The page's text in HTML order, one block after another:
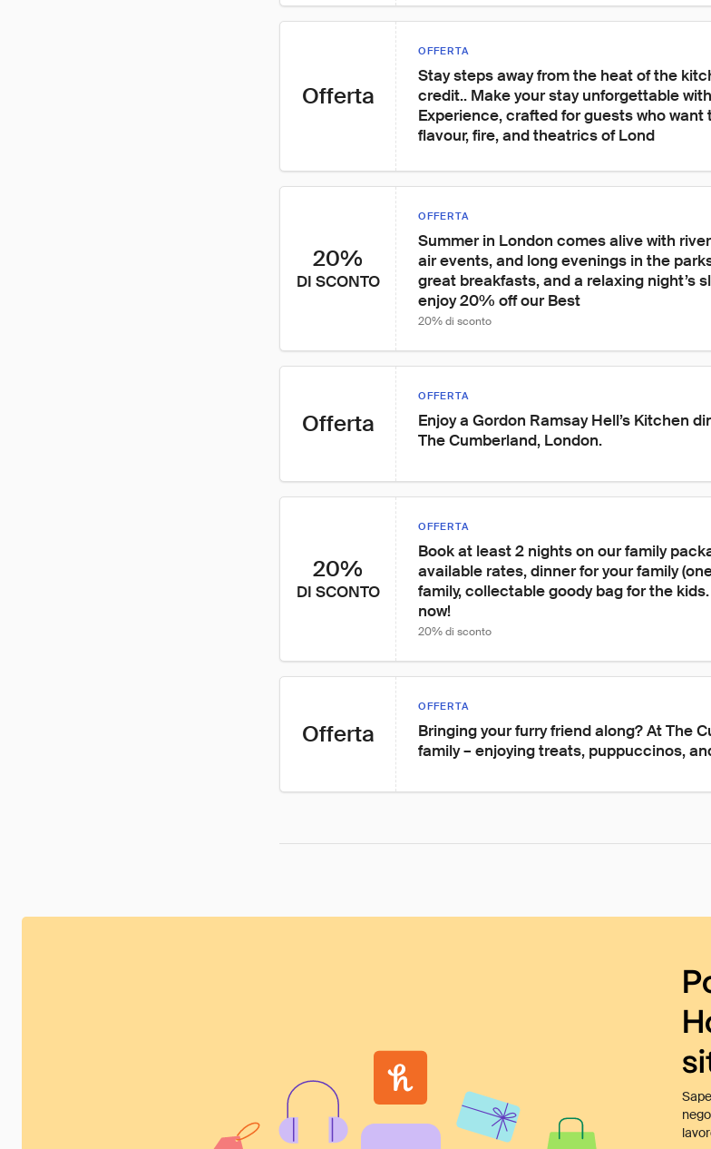
Offerta
OFFERTA
Stay steps away from the heat of the
credit.. Make your stay unforgettable
Experience, crafted for guests who
flavour, fire, and theatrics of Lond
20%
DI SCONTO
OFFERTA
Summer in London comes alive with
air events, and long evenings in the
great breakfasts, and a relaxing night’s
enjoy 20% off our Best
20% di sconto
Offerta
OFFERTA
Enjoy a Gordon Ramsay Hell’s Kitchen
The Cumberland, London.
20%
DI SCONTO
OFFERTA
Book at least 2 nights on our family
available rates, dinner for your family
family, collectable goody bag for the
now!
20% di sconto
Offerta
OFFERTA
Bringing your furry friend along? At The
family – enjoying treats, puppuccinos,